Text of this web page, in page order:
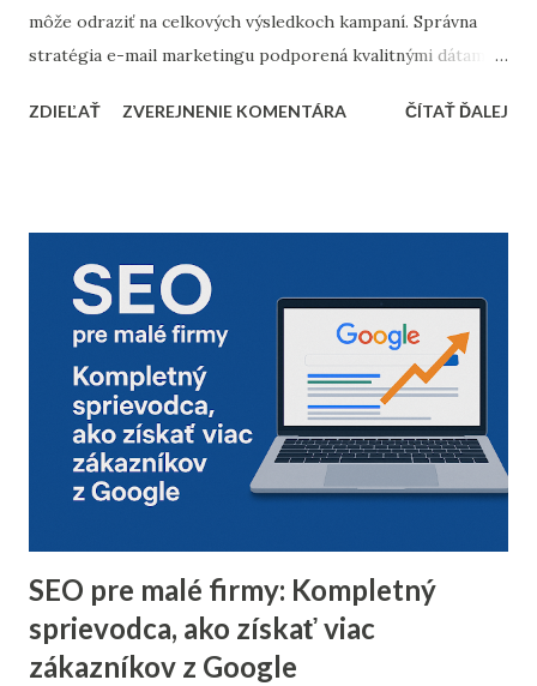
môže odraziť na celkových výsledkoch kampaní. Správna
stratégia e-mail marketingu podporená kvalitnými dátami a
priniesť nárast predajov aj vysokú spokojnosť zákazníkov.
Odfiltrovanie neaktívnych používateľov, starých alebo
neoverených e-mailov vám pomôže zvýšiť mieru
doručiteľnosti a znížiť riziko, že vaše e-maily skončia v
spam priečinku. Zamerajte sa najmä na tých príjemcov, ktorí
dlhodobo neotvárali e-maily – zvážte, či má zmysel ich
osloviť špeciálnou reaktivačnou kampaňou, alebo ich radšej
úplne odstrániť z databázy. 2. Segmentácia kontaktov podľa
minuloročnej v...
ZDIEĽAŤ ZVEREJNENIE KOMENTÁRA ČÍTAŤ ĎALEJ
SEO pre malé firmy: Kompletný
sprievodca, ako získať viac
zákazníkov z Google